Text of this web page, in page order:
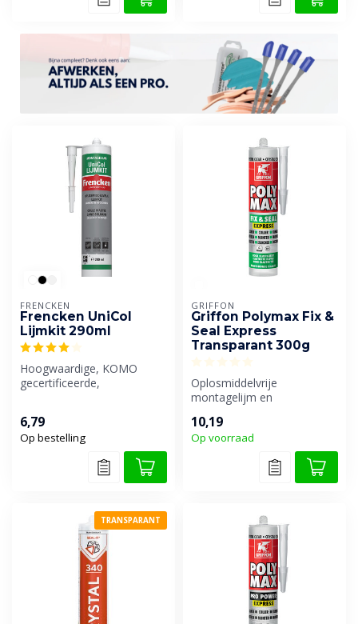
FRENCKEN
Frencken UniCol
Lijmkit 290ml
Hoogwaardige, KOMO
gecertificeerde,
6,79
Op bestelling
GRIFFON
Griffon Polymax Fix &
Seal Express
Transparant 300g
Oplosmiddelvrije
montagelijm en
elasticiteit en zee...
10,19
Op voorraad
TRANSPARANT